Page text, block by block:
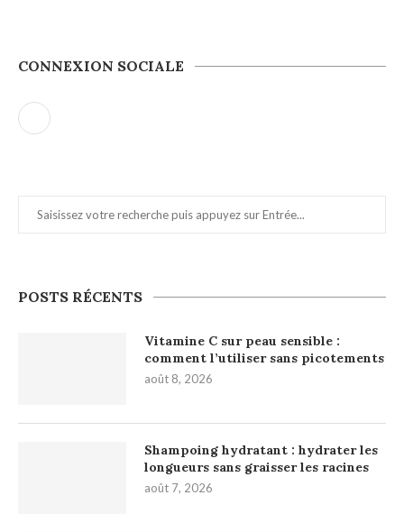
CONNEXION SOCIALE
POSTS RÉCENTS
Vitamine C sur peau sensible :
comment l’utiliser sans picotements
août 8, 2026
Shampoing hydratant : hydrater les
longueurs sans graisser les racines
août 7, 2026